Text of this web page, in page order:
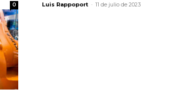
0 Luis Rappoport - 11 de julio de 2023